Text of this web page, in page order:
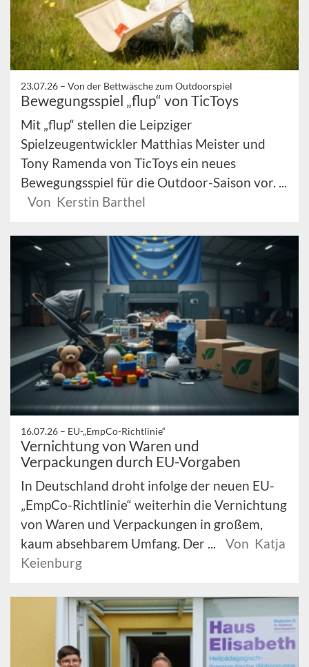
23.07.26 – Von der Bettwäsche zum Outdoorspiel
Bewegungsspiel „flup“ von TicToys
Mit „flup“ stellen die Leipziger
Spielzeugentwickler Matthias Meister und
Tony Ramenda von TicToys ein neues
Bewegungsspiel für die Outdoor-Saison vor. ...
Von Kerstin Barthel
16.07.26 – EU-„EmpCo-Richtlinie“
Vernichtung von Waren und
Verpackungen durch EU-Vorgaben
In Deutschland droht infolge der neuen EU-
„EmpCo-Richtlinie“ weiterhin die Vernichtung
von Waren und Verpackungen in großem,
kaum absehbarem Umfang. Der ...
Von Katja
Keienburg